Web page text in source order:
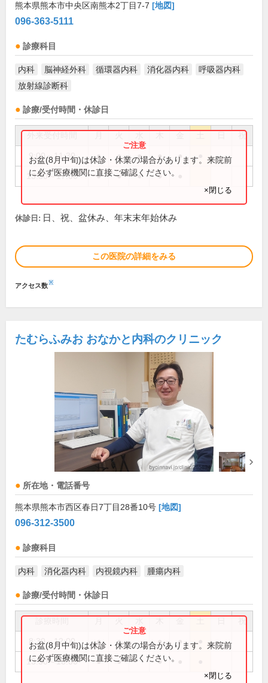
熊本県熊本市中央区南熊本2丁目7-7 [地図]
096-363-5111
診療科目
内科 脳神経外科 循環器内科 消化器内科
呼吸器内科
放射線診断科
診療/受付時間・休診日
祝
9:00～11:30 ● ● ● ● ●
13:30～17:00 ● ● ● ●
お盆(8月中旬)は休診・休業の場合があります。来院前
に必ず医療機関に直接ご確認ください。
×閉じる
休診日: 日、祝、盆休み、年末末年始休み
この医院の詳細をみる
アクセス数※
たむらふみお おなかと内科のクリニック
所在地・電話番号
熊本県熊本市西区春日7丁目28番10号 [地図]
096-312-3500
診療科目
内科 消化器内科 内視鏡内科 腫瘍内科
診療/受付時間・休診日
祝
8:30～12:00 ● ● ● ●
13:30～18:00 ● ● ●
お盆(8月中旬)は休診・休業の場合があります。来院前
に必ず医療機関に直接ご確認ください。
×閉じる